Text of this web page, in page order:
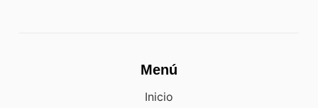
Menú
Inicio